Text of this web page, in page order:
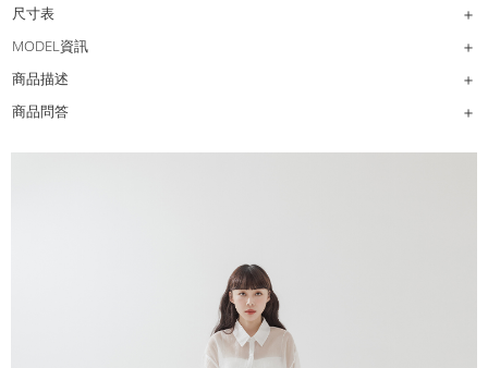
尺寸表
MODEL資訊
商品描述
商品問答